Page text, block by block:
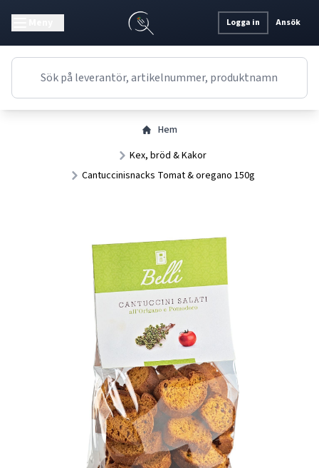
Logga in Ansök
Hem
Kex, bröd & Kakor
Cantuccinisnacks Tomat & oregano 150g